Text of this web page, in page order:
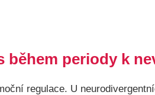
během periody k
regulace. U